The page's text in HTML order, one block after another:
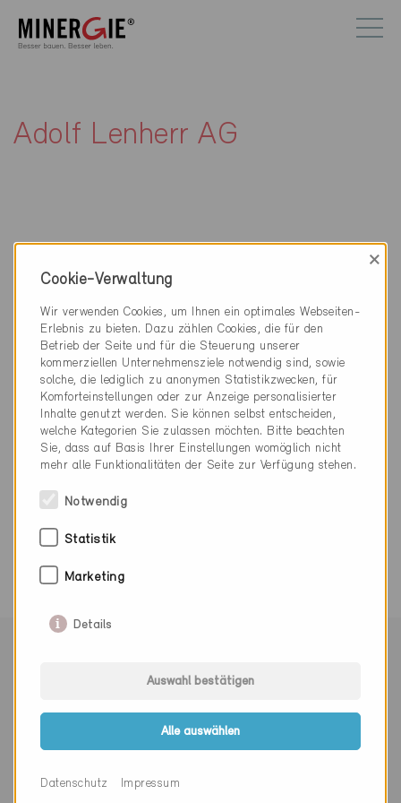
Adolf Lenherr AG
Kontakt
Adolf Lenherr AG
Pilgerbrunnen / Haagerstrasse 73
9473 Gams
081 771 14 85
info@lenherr-holzbau.ch
Herr
Frau Divers
Cookie-Verwaltung
×
Wir verwenden Cookies, um Ihnen ein optimales Webseiten-
Erlebnis zu bieten. Dazu zählen Cookies, die für den
Betrieb der Seite und für die Steuerung unserer
kommerziellen Unternehmensziele notwendig sind, sowie
solche, die lediglich zu anonymen Statistikzwecken, für
Komforteinstellungen oder zur Anzeige personalisierter
Inhalte genutzt werden. Sie können selbst entscheiden,
welche Kategorien Sie zulassen möchten. Bitte beachten
Sie, dass auf Basis Ihrer Einstellungen womöglich nicht
mehr alle Funktionalitäten der Seite zur Verfügung stehen.
Notwendig
Statistik
Marketing
Details
Auswahl bestätigen
Alle auswählen
Datenschutz Impressum